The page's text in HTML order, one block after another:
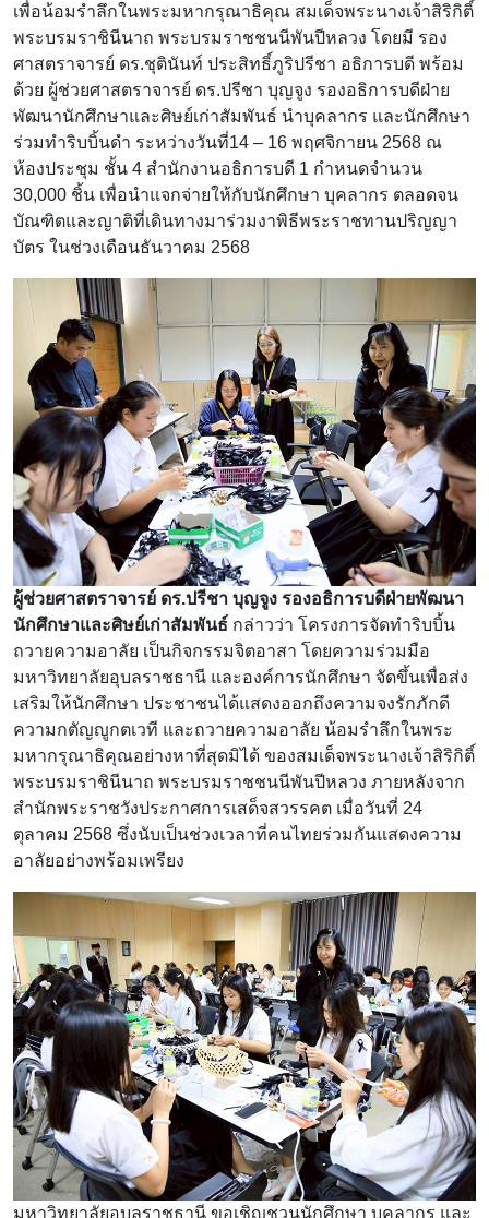
เพื่อน้อมรำลึกในพระมหากรุณาธิคุณ สมเด็จพระนางเจ้าสิริกิติ์
พระบรมราชินีนาถ พระบรมราชชนนีพันปีหลวง โดยมี รอง
ศาสตราจารย์ ดร.ชุตินันท์ ประสิทธิ์ภูริปรีชา อธิการบดี พร้อม
ด้วย ผู้ช่วยศาสตราจารย์ ดร.ปรีชา บุญจูง รองอธิการบดีฝ่าย
พัฒนานักศึกษาและศิษย์เก่าสัมพันธ์ นำบุคลากร และนักศึกษา
ร่วมทำริบบิ้นดำ ระหว่างวันที่14 – 16 พฤศจิกายน 2568 ณ
ห้องประชุม ชั้น 4 สำนักงานอธิการบดี 1 กำหนดจำนวน
30,000 ชิ้น เพื่อนำแจกจ่ายให้กับนักศึกษา บุคลากร ตลอดจน
บัณฑิตและญาติที่เดินทางมาร่วมงาพิธีพระราชทานปริญญา
บัตร ในช่วงเดือนธันวาคม 2568
ผู้ช่วยศาสตราจารย์ ดร.ปรีชา บุญจูง รองอธิการบดีฝ่ายพัฒนา
นักศึกษาและศิษย์เก่าสัมพันธ์ กล่าวว่า โครงการจัดทำริบบิ้น
ถวายความอาลัย เป็นกิจกรรมจิตอาสา โดยความร่วมมือ
มหาวิทยาลัยอุบลราชธานี และองค์การนักศึกษา จัดขึ้นเพื่อส่ง
เสริมให้นักศึกษา ประชาชนได้แสดงออกถึงความจงรักภักดี
ความกตัญญูกตเวที และถวายความอาลัย น้อมรำลึกในพระ
มหากรุณาธิคุณอย่างหาที่สุดมิได้ ของสมเด็จพระนางเจ้าสิริกิติ์
พระบรมราชินีนาถ พระบรมราชชนนีพันปีหลวง ภายหลังจาก
สำนักพระราชวังประกาศการเสด็จสวรรคต เมื่อวันที่ 24
ตุลาคม 2568 ซึ่งนับเป็นช่วงเวลาที่คนไทยร่วมกันแสดงความ
อาลัยอย่างพร้อมเพรียง
มหาวิทยาลัยอุบลราชธานี ขอเชิญชวนนักศึกษา บุคลากร และ